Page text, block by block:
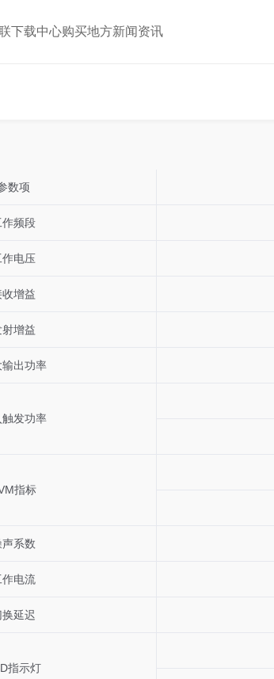
下载中心购买地方新闻资讯
数项
作频段
作电压
收增益
射增益
输出功率
触发功率
指标
声系数
作电流
换延迟
指示灯